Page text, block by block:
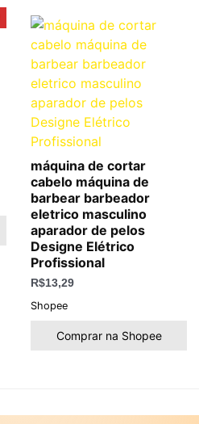
máquina de cortar
cabelo máquina de
barbear barbeador
eletrico masculino
aparador de pelos
Designe Elétrico
Profissional
R$13,29
Shopee
Comprar na Shopee